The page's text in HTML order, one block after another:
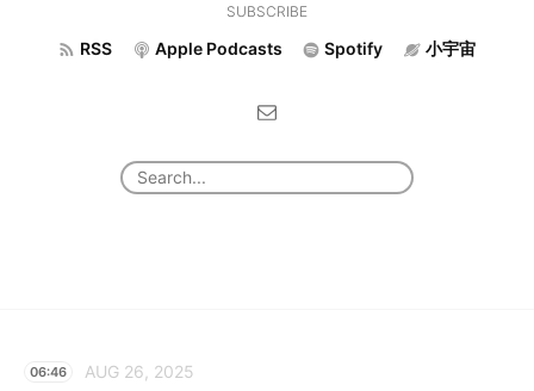
SUBSCRIBE
RSS Apple Podcasts Spotify 小宇宙
06:46 AUG 26, 2025